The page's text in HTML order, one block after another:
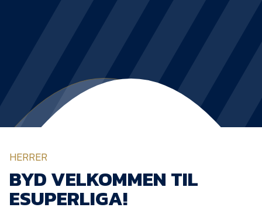
BLUE WATER
ARENA
NYHEDER
HERRER
BYD VELKOMMEN TIL
ESUPERLIGA!